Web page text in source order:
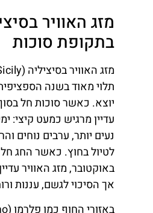
מזג האוויר
בתקופת סוכות
תלוי מאוד בשנה
יוצא. כאשר סוכות חל
עדיין מרגיש כמעט קיצי:
נעים יותר, ערבים נוחים
לטיול בחוץ. כאשר החג
באוקטובר, מזג האוויר
אך הסיכוי לגשם, עננות